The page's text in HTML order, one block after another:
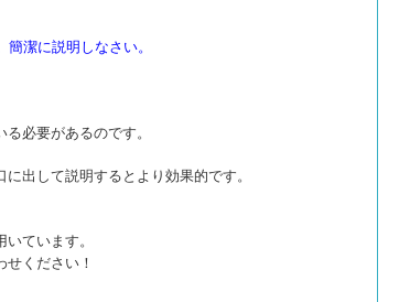
潔に説明しなさい。
必要があるのです。
出して説明するとより効果的です。
いています。
ください！